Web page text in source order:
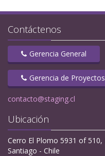
Contáctenos
Gerencia General
Gerencia de Proyectos
contacto@staging.cl
Ubicación
Cerro El Plomo 5931 of 510,
Santiago - Chile